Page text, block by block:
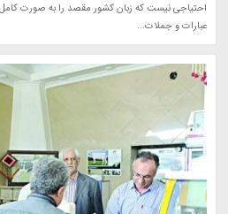
احتیاجی نیست که زبان کشور مقصد را به صورت کامل
عبارات و جملات...